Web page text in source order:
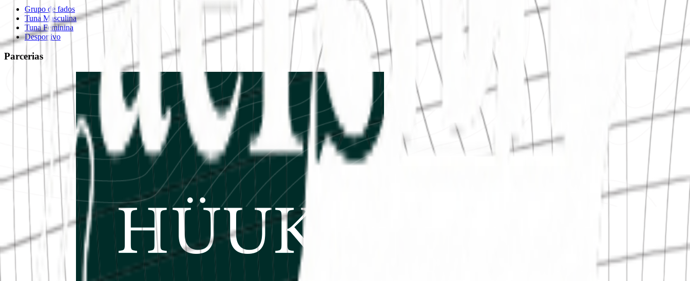
Grupo de fados
Tuna Masculina
Tuna Feminina
Desportivo
Parcerias